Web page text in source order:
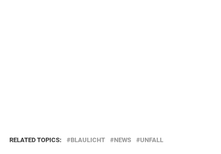
RELATED TOPICS: BLAULICHT NEWS UNFALL